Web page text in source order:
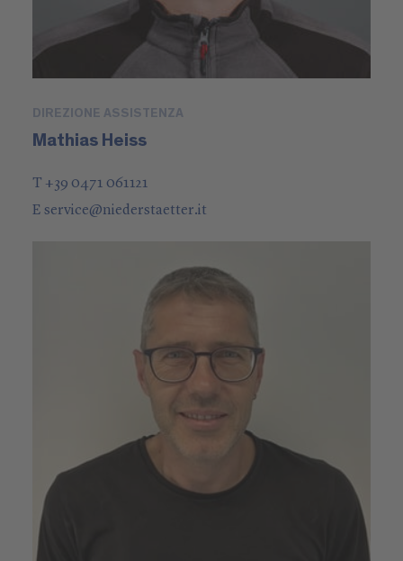
DIREZIONE ASSISTENZA
Mathias Heiss
T +39 0471 061121
Eservice@niederstaetter.it